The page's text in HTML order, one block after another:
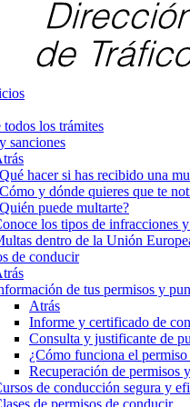
todos los trámites
sanciones
hacer si has recibido una
y dónde quieres que te
puede multarte?
los tipos de infracciones
dentro de la Unión
de conducir
de tus permisos y
Atrás
Informe y certificado de
Consulta y justificante de
¿Cómo funciona el
Recuperación de permisos
de conducción segura y